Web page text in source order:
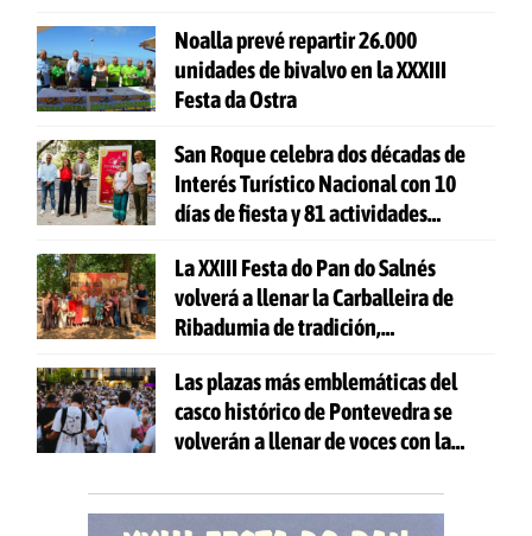
Noalla prevé repartir 26.000
unidades de bivalvo en la XXXIII
Festa da Ostra
San Roque celebra dos décadas de
Interés Turístico Nacional con 10
días de fiesta y 81 actividades
La XXIII Festa do Pan do Salnés
volverá a llenar la Carballeira de
Ribadumia de tradición,
todas las edades
Las plazas más emblemáticas del
casco histórico de Pontevedra se
volverán a llenar de voces con la